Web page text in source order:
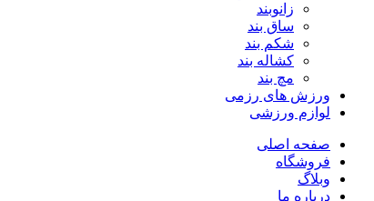
زانوبند
ساق بند
شکم بند
کشاله بند
مچ بند
ورزش های رزمی
لوازم ورزشی
صفحه اصلی
فروشگاه
وبلاگ
درباره ما